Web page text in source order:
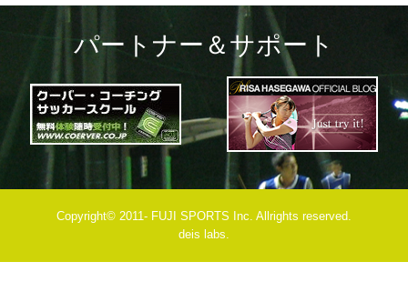
パートナー＆サポート
Copyright© 2011- FUJI SPORTS Inc. Allrights reserved.
deis labs.